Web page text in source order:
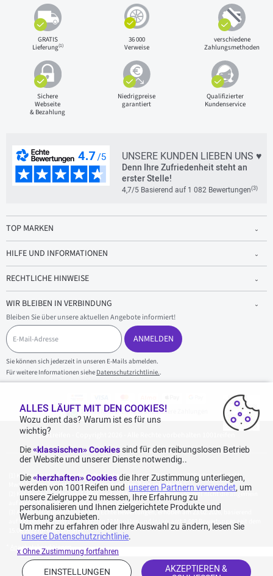
GRATIS
Lieferung(1)
36 000
Verweise
verschiedene
Zahlungsmethoden
Sichere
Webseite
& Bezahlung
Niedrigpreise
garantiert
Qualifizierter
Kundenservice
UNSERE KUNDEN LIEBEN UNS ♥
Denn Ihre Zufriedenheit steht an
erster Stelle!
4,7/5 Basierend auf 1 082 Bewertungen(3)
TOP MARKEN
HILFE UND INFORMATIONEN
RECHTLICHE HINWEISE
WIR BLEIBEN IN VERBINDUNG
Bleiben Sie über unsere aktuellen Angebote informiert!
E
-
M
a
i
l
ANMELDEN
Sie können sich jederzeit in unseren E-Mails abmelden.
Für weitere Informationen siehe Datenschutzrichtlinie..
100 % sicherer Einkauf und sichere Zahlungen
1001reifen - Copyright 2026 - Alle Rechte vorbehalten 1001reifen
Kostenlose Lieferung: für jeden Einkauf mit einem Betrag von 70€ oder mehr (inkl.
MwSt.) (unter 70€ betragen die Versandkosten 7,90€ inkl. MwSt.).
Katalogpreise des Herstellers sind nicht rabattierbar. Dies spiegelt nicht die allgemein
auf dieser Webseite angegebenen Preise wider.
Aggregierte Bewertungen von Echte Bewertungen, erhoben am 23.02.2026, basierend
auf 939 Bewertungen in den letzten 12 Monaten und insgesamt 1.082 Bewertungen seit dem
15.06.2022 für Deutschland.
Angebotskonditionen
ALLES LÄUFT MIT DEN COOKIES!
Wozu dient das? Warum ist es für uns
wichtig?
Die«klassischen» Cookiessind für den reibungslosen Betrieb
der Website und unserer Dienste notwendig..
Die«herzhaften» Cookies die Ihrer Zustimmung unterliegen,
werden von 1001Reifen und unseren Partnern verwendet, um
unsere Zielgruppe zu messen, Ihre Erfahrung zu
personalisieren und Ihnen zielgerichtete Produkte und
Werbung anzubieten.
Um mehr zu erfahren oder Ihre Auswahl zu ändern, lesen Sie
unsere Datenschutzrichtlinie.
AKZEPTIEREN &
EINSTELLUNGEN
x Ohne Zustimmung fortfahren